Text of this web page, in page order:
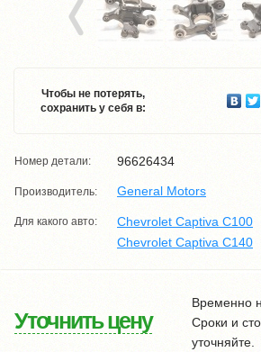
Чтобы не потерять,
сохранить у себя в:
Номер детали: 96626434
Производитель: General Motors
Для какого авто:
Chevrolet Captiva C100
Chevrolet Captiva C140
Уточнить цену
Временно
Сроки и
уточняйте.